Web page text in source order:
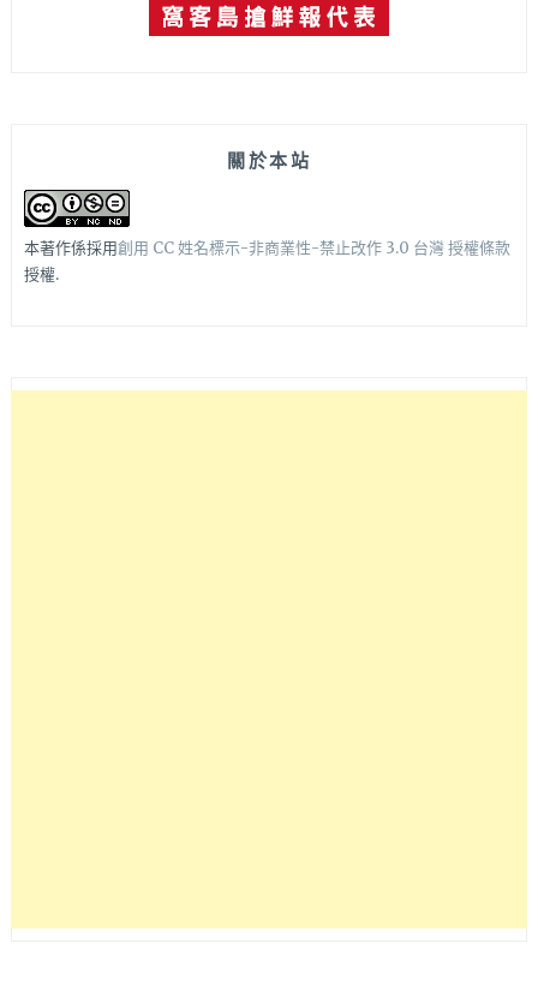
關於本站
本著作係採用創用 CC 姓名標示-非商業性-禁止改作 3.0 台灣 授權條款
授權.